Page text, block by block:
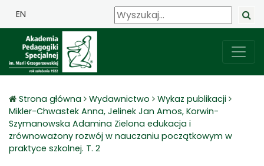
EN
Strona główna Wydawnictwo
Wykaz publikacji
Mikler-Chwastek Anna, Jelinek Jan Amos, Korwin-
Szymanowska Adamina Zielona edukacja i
zrównoważony rozwój w nauczaniu początkowym w
praktyce szkolnej. T. 2